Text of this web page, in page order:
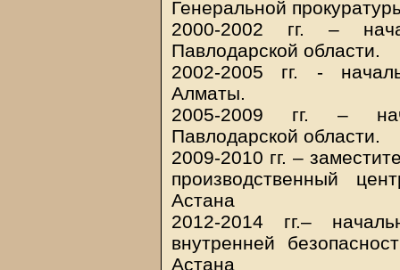
Генеральной
2000-2002 гг. –
Павлодарской области.
2002-2005 гг. -
Алматы.
2005-2009 гг. –
Павлодарской области.
2009-2010 гг. –
производственный
Астана
2012-2014 гг.–
внутренней
Астана